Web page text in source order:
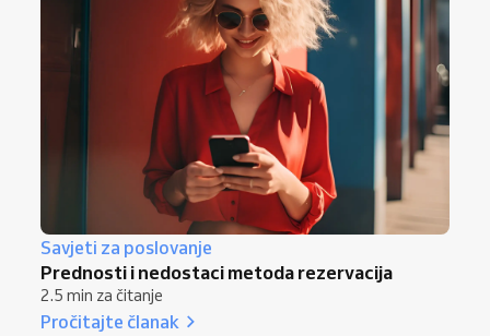
Savjeti za poslovanje
Prednosti i nedostaci metoda rezervacija
2.5 min za čitanje
Pročitajte članak